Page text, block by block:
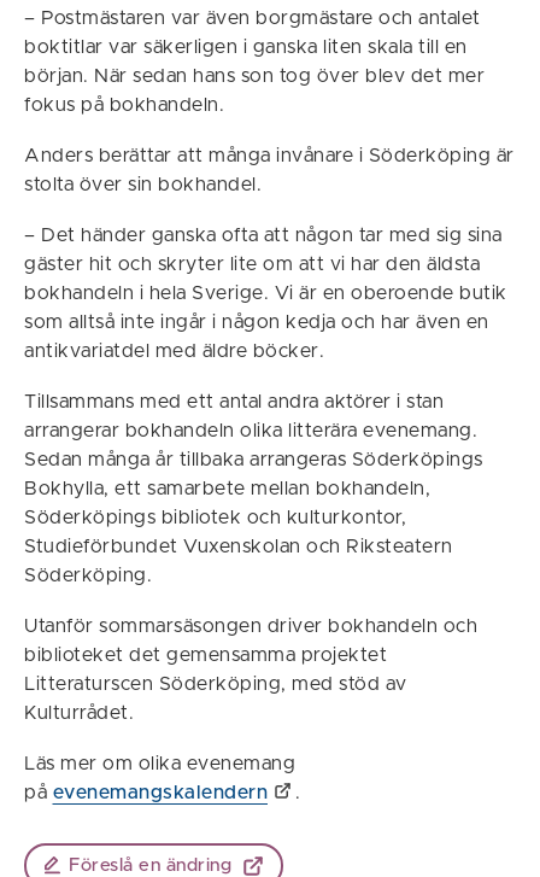
– Postmästaren var även borgmästare och antalet
boktitlar var säkerligen i ganska liten skala till en
början. När sedan hans son tog över blev det mer
fokus på bokhandeln.
Anders berättar att många invånare i Söderköping är
stolta över sin bokhandel.
– Det händer ganska ofta att någon tar med sig sina
gäster hit och skryter lite om att vi har den äldsta
bokhandeln i hela Sverige. Vi är en oberoende butik
som alltså inte ingår i någon kedja och har även en
antikvariatdel med äldre böcker.
Tillsammans med ett antal andra aktörer i stan
arrangerar bokhandeln olika litterära evenemang.
Sedan många år tillbaka arrangeras Söderköpings
Bokhylla, ett samarbete mellan bokhandeln,
Söderköpings bibliotek och kulturkontor,
Studieförbundet Vuxenskolan och Riksteatern
Söderköping.
Utanför sommarsäsongen driver bokhandeln och
biblioteket det gemensamma projektet
Litteraturscen Söderköping, med stöd av
Kulturrådet.
Läs mer om olika evenemang
på evenemangskalendern .
Föreslå en ändring